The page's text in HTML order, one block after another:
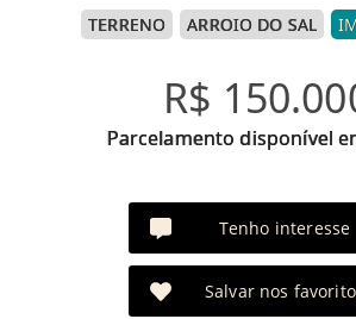
TERRENO ARROIO DO SAL
R$
Parcelamento disponível
Tenho interesse
Salvar nos